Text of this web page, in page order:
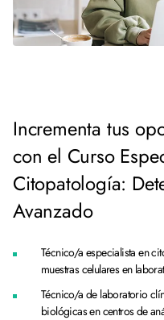
Incrementa tus
con el Curso
Citopatología:
Avanzado
Técnico/a especialista en
muestras celulares en
Técnico/a de laboratorio
biológicas en centros de